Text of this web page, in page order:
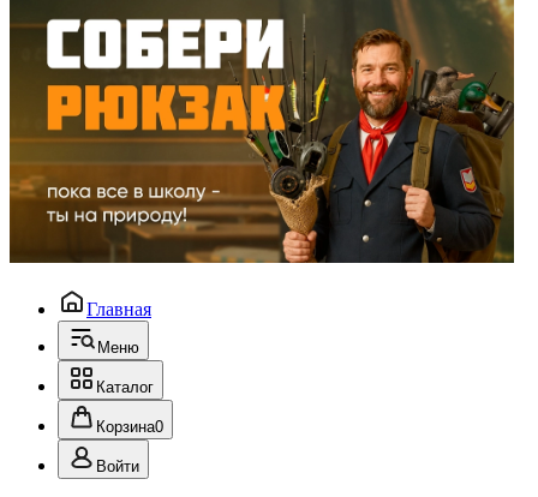
Главная
Меню
Каталог
Корзина0
Войти